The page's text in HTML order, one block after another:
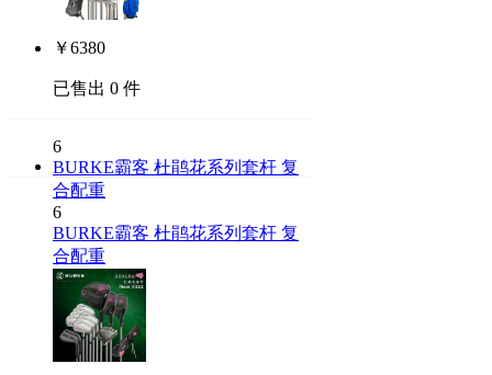
￥6380
已售出 0 件
6
BURKE霸客 杜鹃花系列套杆 复
合配重
6
BURKE霸客 杜鹃花系列套杆 复
合配重